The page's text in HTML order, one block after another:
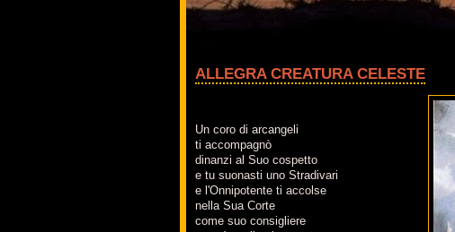
ALLEGRA CREATURA CELESTE
Un coro di arcangeli
ti accompagnò
dinanzi al Suo cospetto
e tu suonasti uno Stradivari
e l'Onnipotente ti accolse
nella Sua Corte
come suo consigliere